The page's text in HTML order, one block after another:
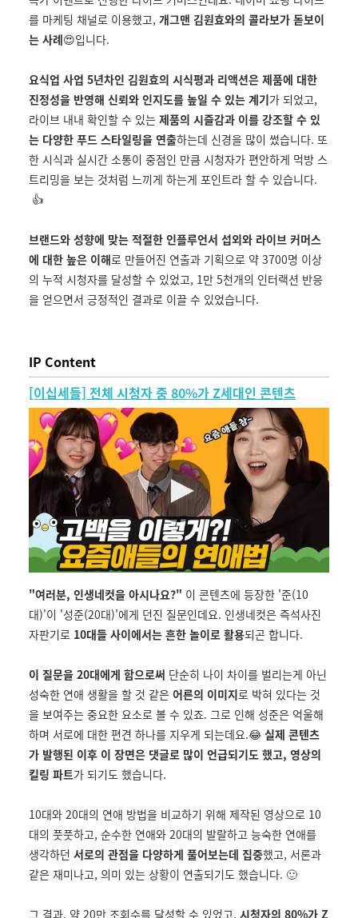
를 마케팅 채널로 이용했고, 개그맨 김원효와의 콜라보가 돋보이
는 사례😍입니다.
요식업 사업 5년차인 김원효의 시식평과 리액션은 제품에 대한
진정성을 반영해 신뢰와 인지도를 높일 수 있는 계기가 되었고,
라이브 내내 확인할 수 있는 제품의 시즐감과 이를 강조할 수 있
는 다양한 푸드 스타일링을 연출하는데 신경을 많이 썼습니다. 또
한 시식과 실시간 소통이 중점인 만큼 시청자가 편안하게 먹방 스
트리밍을 보는 것처럼 느끼게 하는게 포인트라 할 수 있습니다.
👍
브랜드와 성향에 맞는 적절한 인플루언서 섭외와 라이브 커머스
에 대한 높은 이해로 만들어진 연출과 기획으로 약 3700명 이상
의 누적 시청자를 달성할 수 있었고, 1만 5천개의 인터랙션 반응
을 얻으면서 긍정적인 결과로 이끌 수 있었습니다.
IP Content
[이십세들] 전체 시청자 중 80%가 Z세대인 콘텐츠
"여러분, 인생네컷을 아시나요?" 이 콘텐츠에 등장한 '준(10
대)'이 '성준(20대)'에게 던진 질문인데요. 인생네컷은 즉석사진
자판기로 10대들 사이에서는 흔한 놀이로 활용되곤 합니다.
이 질문을 20대에게 함으로써 단순히 나이 차이를 벌리는게 아닌
성숙한 연애 생활을 할 것 같은 어른의 이미지로 박혀 있다는 것
을 보여주는 중요한 요소로 볼 수 있죠. 그로 인해 성준은 억울해
하며 서로에 대한 편견 하나를 지우게 되는데요.😂 실제 콘텐츠
가 발행된 이후 이 장면은 댓글로 많이 언급되기도 했고, 영상의
킬링 파트가 되기도 했습니다.
10대와 20대의 연애 방법을 비교하기 위해 제작된 영상으로 10
대의 풋풋하고, 순수한 연애와 20대의 발랄하고 능숙한 연애를
생각하던 서로의 관점을 다양하게 풀어보는데 집중했고, 서론과
같은 재미나고, 의미 있는 상황이 연출되기도 했습니다. 🙂
그 결과, 약 20만 조회수를 달성할 수 있었고, 시청자의 80%가 Z